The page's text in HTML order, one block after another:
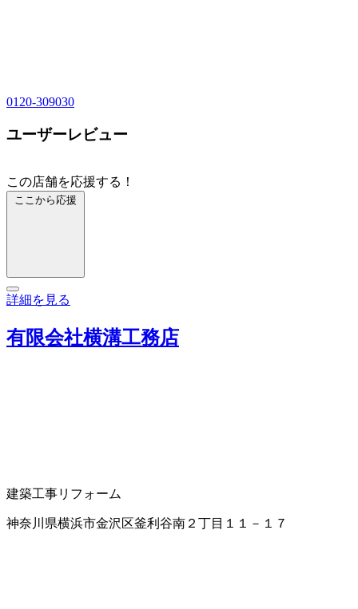
0120-309030
ユーザーレビュー
この店舗を応援する！
ここから応援
詳細を見る
有限会社横溝工務店
建築工事リフォーム
神奈川県横浜市金沢区釜利谷南２丁目１１－１７